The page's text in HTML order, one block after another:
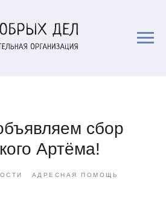
сбор
Артёма!
АДРЕСНАЯ ПОМОЩЬ